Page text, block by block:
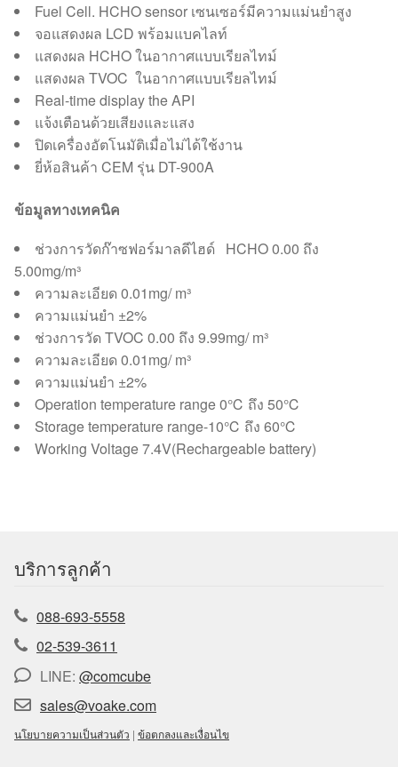
Fuel Cell. HCHO sensor เซนเซอร์มีความแม่นยำสูง
จอแสดงผล LCD พร้อมแบคไลท์
แสดงผล HCHO ในอากาศแบบเรียลไทม์
แสดงผล TVOC ในอากาศแบบเรียลไทม์
Real-time display the API
แจ้งเตือนด้วยเสียงและแสง
ปิดเครื่องอัตโนมัติเมื่อไม่ได้ใช้งาน
ยี่ห้อสินค้า CEM รุ่น DT-900A
ข้อมูลทางเทคนิค
ช่วงการวัดก๊าซฟอร์มาลดีไฮด์ HCHO 0.00 ถึง
5.00mg/m³
ความละเอียด 0.01mg/ m³
ความแม่นยำ ±2%
ช่วงการวัด TVOC 0.00 ถึง 9.99mg/ m³
ความละเอียด 0.01mg/ m³
ความแม่นยำ ±2%
Operation temperature range 0℃ ถึง 50℃
Storage temperature range-10℃ ถึง 60℃
Working Voltage 7.4V(Rechargeable battery)
บริการลูกค้า
088-693-5558
02-539-3611
LINE: @comcube
sales@voake.com
นโยบายความเป็นส่วนตัว | ข้อตกลงและเงื่อนไข